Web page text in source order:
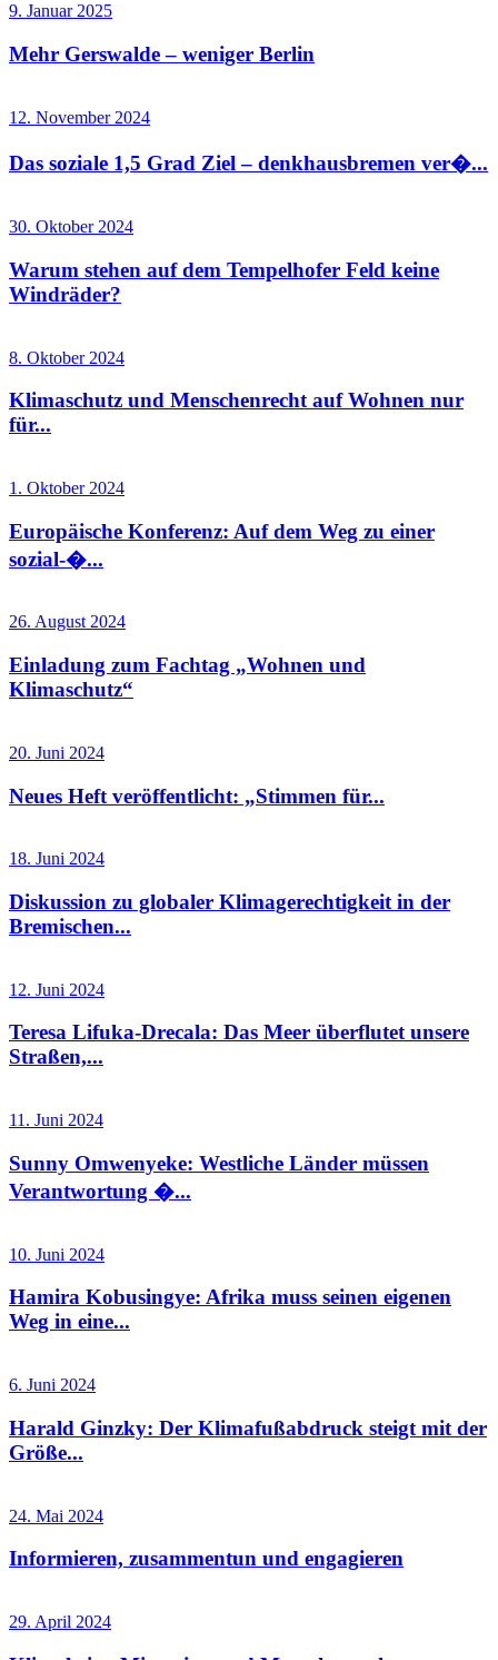
9. Januar 2025
Mehr Gerswalde – weniger Berlin
12. November 2024
Das soziale 1,5 Grad Ziel – denkhausbremen ver�...
30. Oktober 2024
Warum stehen auf dem Tempelhofer Feld keine
Windräder?
8. Oktober 2024
Klimaschutz und Menschenrecht auf Wohnen nur
für...
1. Oktober 2024
Europäische Konferenz: Auf dem Weg zu einer
sozial-�...
26. August 2024
Einladung zum Fachtag „Wohnen und
Klimaschutz“
20. Juni 2024
Neues Heft veröffentlicht: „Stimmen für...
18. Juni 2024
Diskussion zu globaler Klimagerechtigkeit in der
Bremischen...
12. Juni 2024
Teresa Lifuka-Drecala: Das Meer überflutet unsere
Straßen,...
11. Juni 2024
Sunny Omwenyeke: Westliche Länder müssen
Verantwortung �...
10. Juni 2024
Hamira Kobusingye: Afrika muss seinen eigenen
Weg in eine...
6. Juni 2024
Harald Ginzky: Der Klimafußabdruck steigt mit der
Größe...
24. Mai 2024
Informieren, zusammentun und engagieren
29. April 2024